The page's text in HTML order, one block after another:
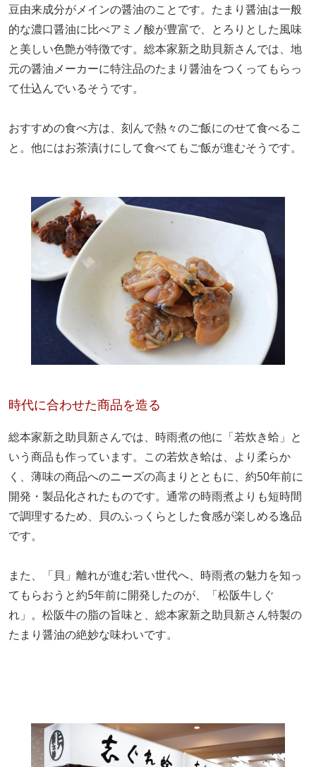
豆由来成分がメインの醤油のことです。たまり醤油は一般
的な濃口醤油に比べアミノ酸が豊富で、とろりとした風味
と美しい色艶が特徴です。総本家新之助貝新さんでは、地
元の醤油メーカーに特注品のたまり醤油をつくってもらっ
て仕込んでいるそうです。
おすすめの食べ方は、刻んで熱々のご飯にのせて食べるこ
と。他にはお茶漬けにして食べてもご飯が進むそうです。
時代に合わせた商品を造る
総本家新之助貝新さんでは、時雨煮の他に「若炊き蛤」と
いう商品も作っています。この若炊き蛤は、より柔らか
く、薄味の商品へのニーズの高まりとともに、約50年前に
開発・製品化されたものです。通常の時雨煮よりも短時間
で調理するため、貝のふっくらとした食感が楽しめる逸品
です。
また、「貝」離れが進む若い世代へ、時雨煮の魅力を知っ
てもらおうと約5年前に開発したのが、「松阪牛しぐ
れ」。松阪牛の脂の旨味と、総本家新之助貝新さん特製の
たまり醤油の絶妙な味わいです。